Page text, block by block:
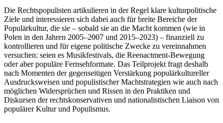
Die Rechtspopulisten artikulieren in der Regel klare kulturpolitische
Ziele und interessieren sich dabei auch für breite Bereiche der
Populärkultur, die sie ‒ sobald sie an die Macht kommen (wie in
Polen in den Jahren 2005–2007 und 2015–2023) ‒ finanziell zu
kontrollieren und für eigene politische Zwecke zu vereinnahmen
versuchen: seien es Musikfestivals, die Reenactment-Bewegung
oder aber populäre Fernsehformate. Das Teilprojekt fragt deshalb
nach Momenten der gegenseitigen Verstärkung populärkultureller
Ausdrucksweisen und populistischer Machtstrategien wie auch nach
möglichen Widersprüchen und Rissen in den Praktiken und
Diskursen der rechtskonservativen und nationalistischen Liaison von
populärer Kultur und Populismus.